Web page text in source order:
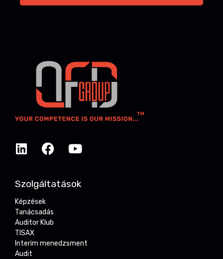
Szolgáltatások
Képzések
Tanácsadás
Auditor Klub
TISAX
Interim menedzsment
Audit